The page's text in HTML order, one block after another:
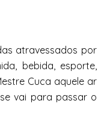
atravessados por
bebida, esporte,
Cuca aquele ar
vai para passar o